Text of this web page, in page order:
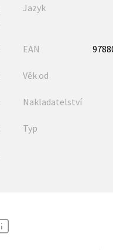
Jazyk
EAN
Věk od
Nakladatelství
Typ